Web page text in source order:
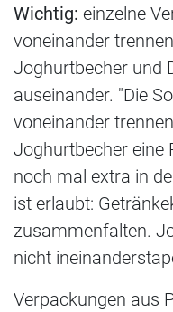
Wichtig: einzelne
voneinander
Joghurtbecher und
auseinander. "Die
voneinander
Joghurtbecher eine
noch mal extra in
ist erlaubt:
zusammenfalten.
nicht
Verpackungen aus